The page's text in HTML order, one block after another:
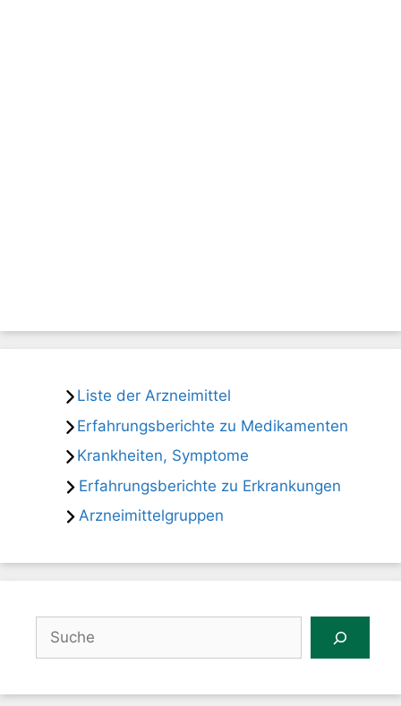
Liste der Arzneimittel
Erfahrungsberichte zu Medikamenten
Krankheiten, Symptome
Erfahrungsberichte zu Erkrankungen
Arzneimittelgruppen
Suchen